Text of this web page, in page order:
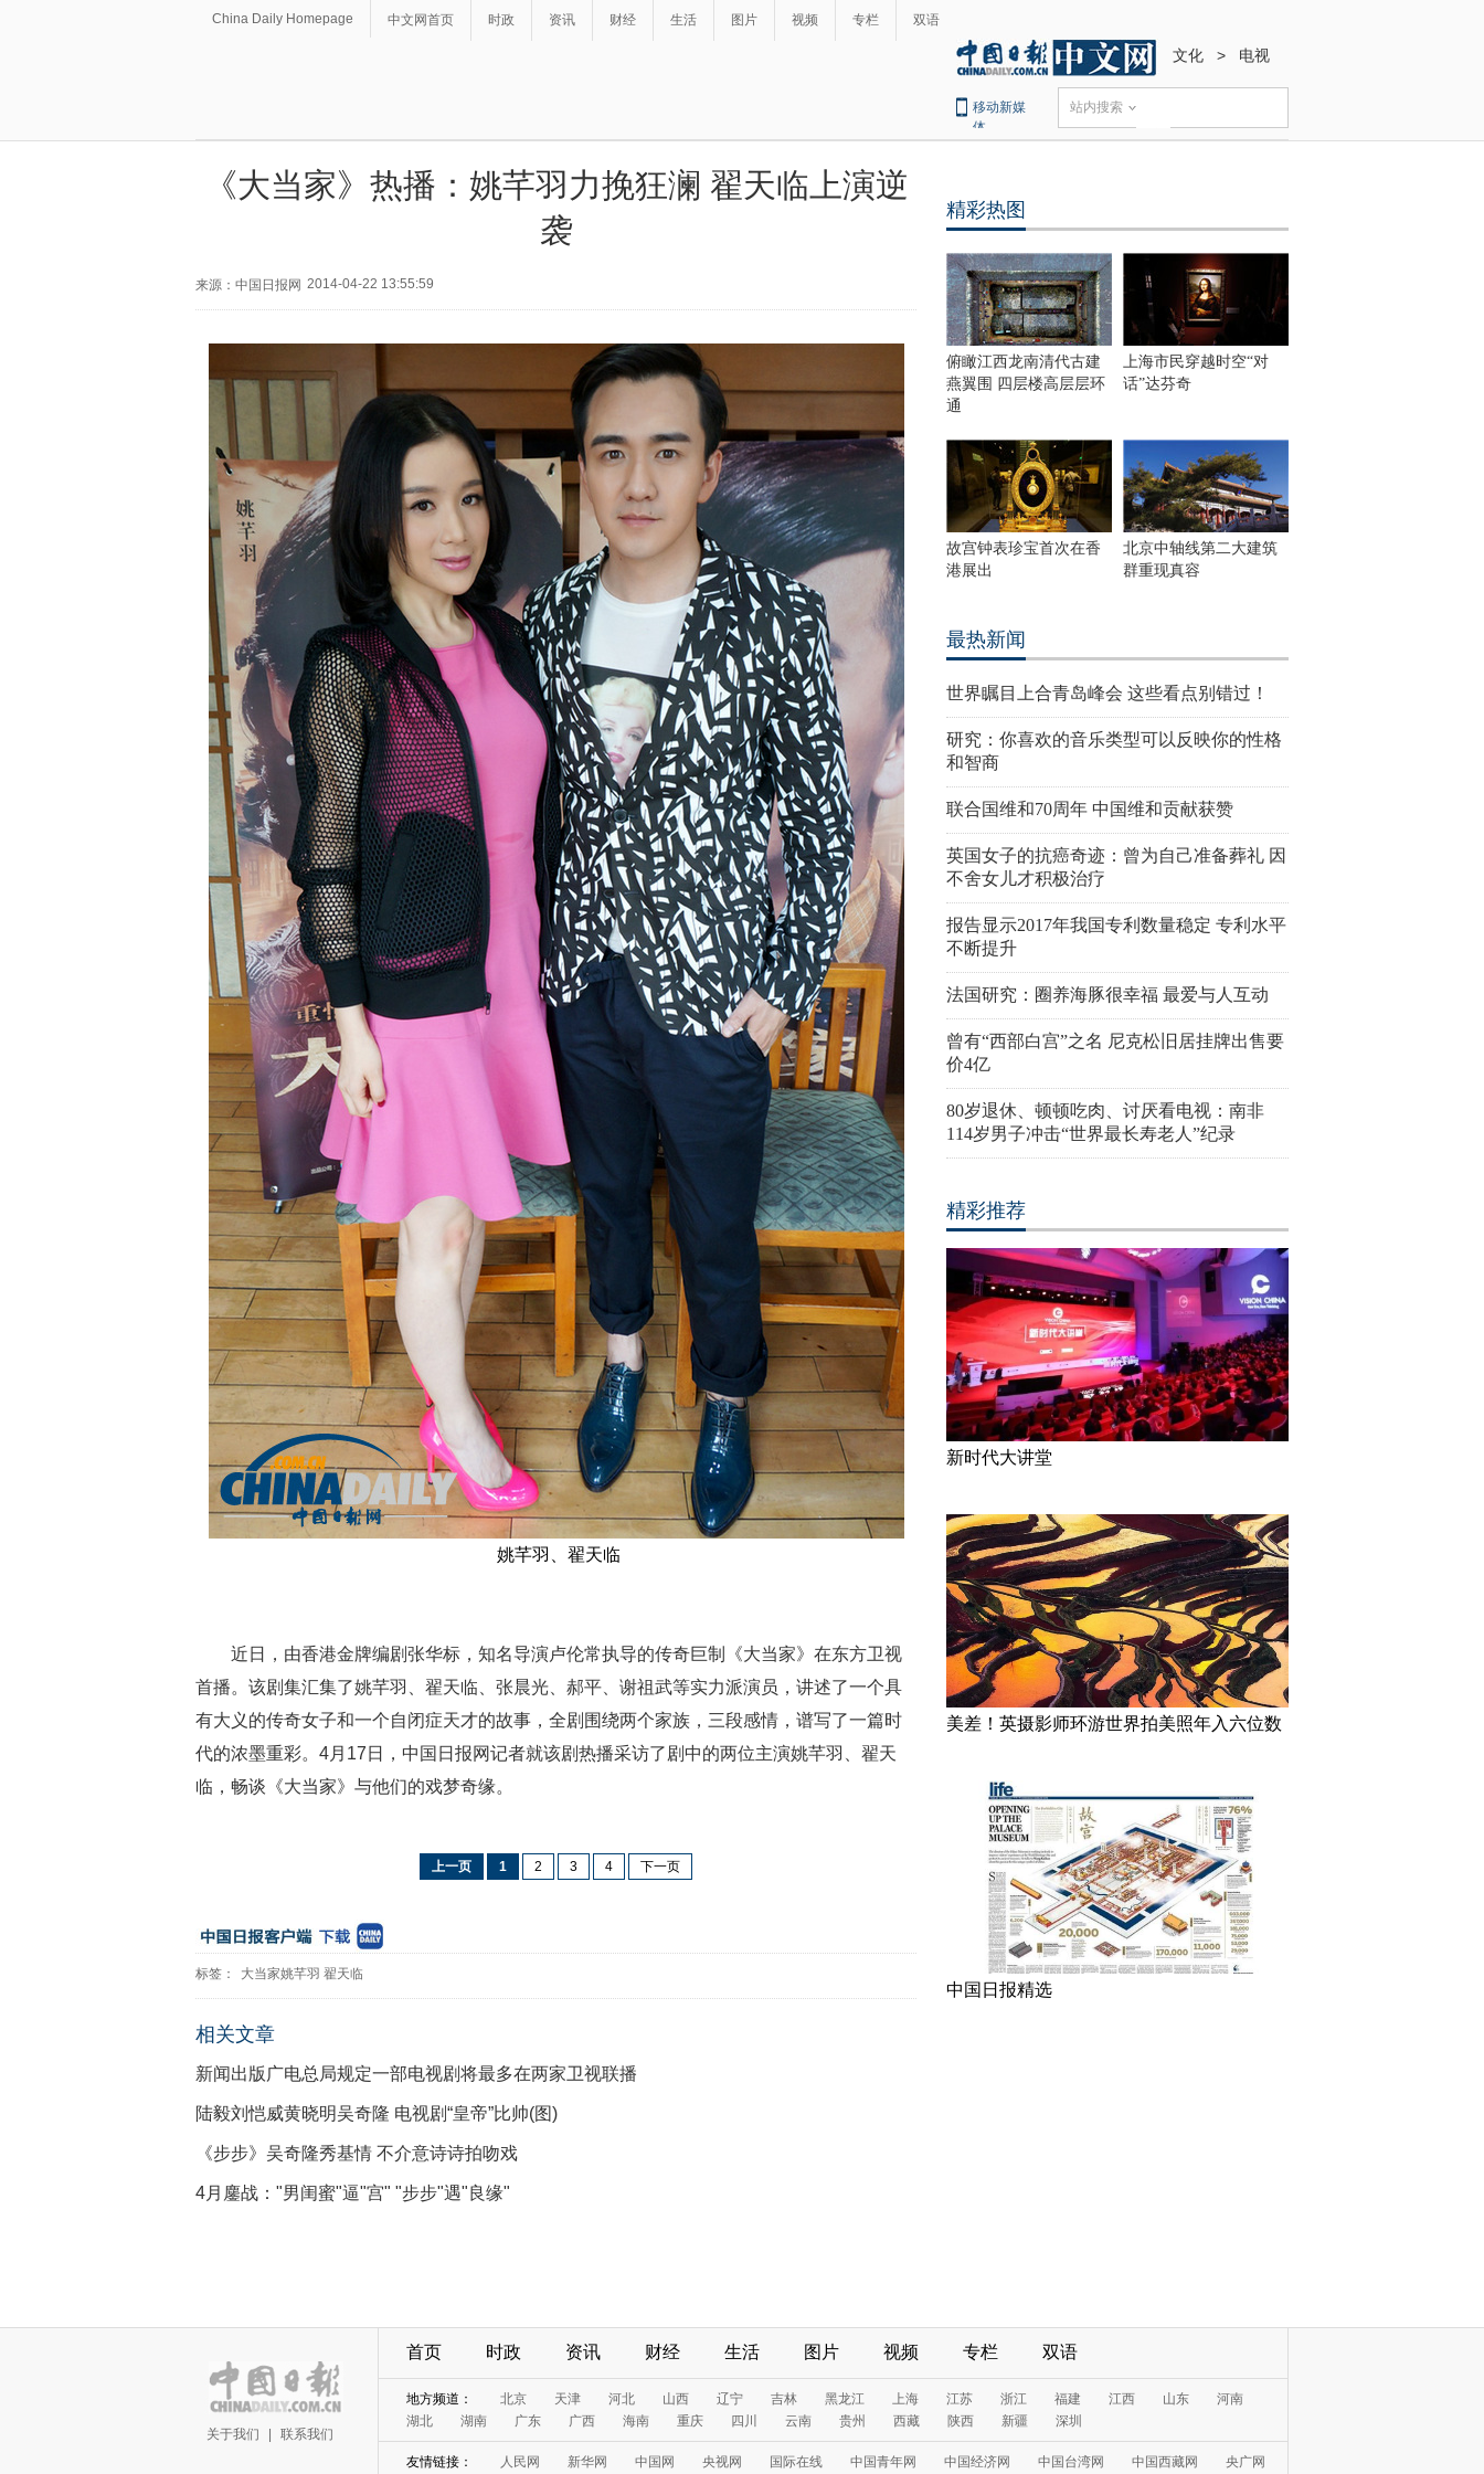
China Daily Homepage 中文网首页 时政 资讯 财经 生活 图片 视频 专栏 双语
文化 > 电视
移动新媒
体
站内搜索
《大当家》热播：姚芊羽力挽狂澜 翟天临上演逆
袭
来源：中国日报网 2014-04-22 13:55:59
姚芊羽、翟天临
近日，由香港金牌编剧张华标，知名导演卢伦常执导的传奇巨制《大当家》在东方卫视
首播。该剧集汇集了姚芊羽、翟天临、张晨光、郝平、谢祖武等实力派演员，讲述了一个具
有大义的传奇女子和一个自闭症天才的故事，全剧围绕两个家族，三段感情，谱写了一篇时
代的浓墨重彩。4月17日，中国日报网记者就该剧热播采访了剧中的两位主演姚芊羽、翟天
临，畅谈《大当家》与他们的戏梦奇缘。
上一页 1 2 3 4 下一页
标签： 大当家姚芊羽 翟天临
相关文章
新闻出版广电总局规定一部电视剧将最多在两家卫视联播
陆毅刘恺威黄晓明吴奇隆 电视剧“皇帝”比帅(图)
《步步》吴奇隆秀基情 不介意诗诗拍吻戏
4月鏖战："男闺蜜"逼"宫" "步步"遇"良缘"
精彩热图
俯瞰江西龙南清代古建
燕翼围 四层楼高层层环
通
上海市民穿越时空“对
话”达芬奇
故宫钟表珍宝首次在香
港展出
北京中轴线第二大建筑
群重现真容
最热新闻
世界瞩目上合青岛峰会 这些看点别错过！
研究：你喜欢的音乐类型可以反映你的性格
和智商
联合国维和70周年 中国维和贡献获赞
英国女子的抗癌奇迹：曾为自己准备葬礼 因
不舍女儿才积极治疗
报告显示2017年我国专利数量稳定 专利水平
不断提升
法国研究：圈养海豚很幸福 最爱与人互动
曾有“西部白宫”之名 尼克松旧居挂牌出售要
价4亿
80岁退休、顿顿吃肉、讨厌看电视：南非
114岁男子冲击“世界最长寿老人”纪录
精彩推荐
新时代大讲堂
美差！英摄影师环游世界拍美照年入六位数
中国日报精选
关于我们 联系我们
首页 时政 资讯 财经 生活 图片 视频 专栏 双语
地方频道： 北京 天津 河北 山西 辽宁 吉林 黑龙江 上海 江苏 浙江 福建 江西 山东
河南
湖北
湖南 广东 广西 海南 重庆 四川 云南 贵州 西藏 陕西 新疆 深圳
友情链接： 人民网 新华网 中国网 央视网 国际在线 中国青年网 中国经济网 中国台湾网 中国西藏网 央广网